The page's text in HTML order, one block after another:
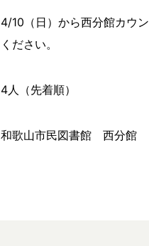
4/10（日）から西分館カウ
ください。
4人（先着順）
和歌山市民図書館 西分館